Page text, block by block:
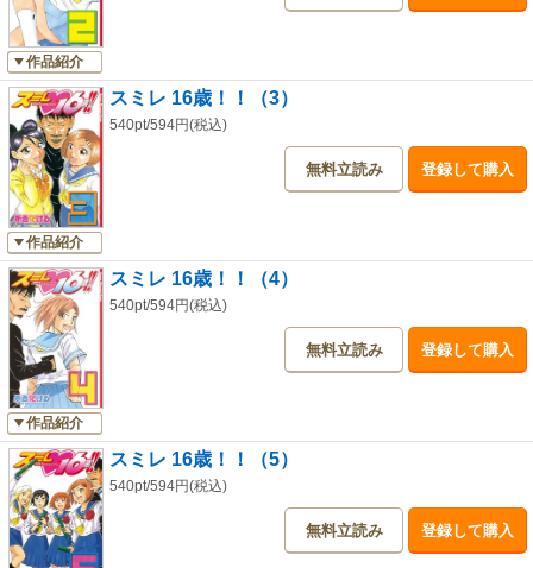
作品紹介
作品紹介
スミレ 16歳！！（3）
540pt/594円(税込)
無料立読み 登録して購入
作品紹介
スミレ 16歳！！（4）
540pt/594円(税込)
無料立読み 登録して購入
スミレ 16歳！！（5）
540pt/594円(税込)
無料立読み 登録して購入